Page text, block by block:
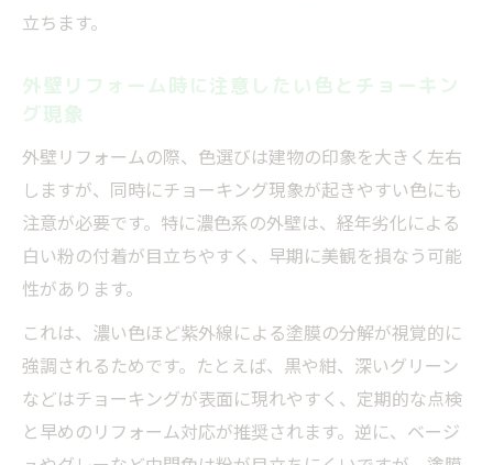
立ちます。
外壁リフォーム時に注意したい色とチョーキン
グ現象
外壁リフォームの際、色選びは建物の印象を大きく左右
しますが、同時にチョーキング現象が起きやすい色にも
注意が必要です。特に濃色系の外壁は、経年劣化による
白い粉の付着が目立ちやすく、早期に美観を損なう可能
性があります。
これは、濃い色ほど紫外線による塗膜の分解が視覚的に
強調されるためです。たとえば、黒や紺、深いグリーン
などはチョーキングが表面に現れやすく、定期的な点検
と早めのリフォーム対応が推奨されます。逆に、ベージ